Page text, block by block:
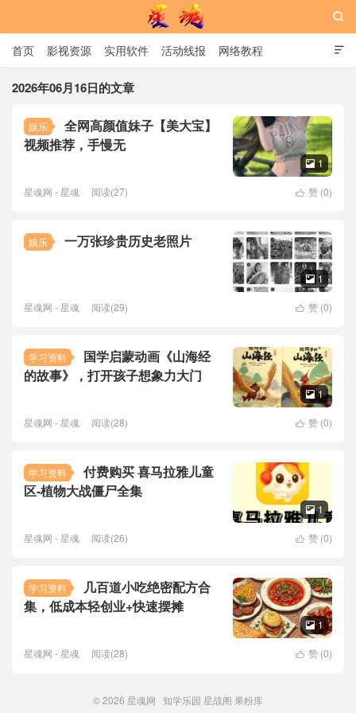
星魂网

首页 影视资源 实用软件 活动线报 网络教程
用户中心 书籍 娱乐

2026年06月16日的文章
娱乐
全网高颜值妹子【美大宝】
视频推荐，手慢无
 1
 赞 (0)
星魂网 - 星魂 阅读(27)
娱乐 一万张珍贵历史老照片
 1
 赞 (0)
星魂网 - 星魂 阅读(29)
学习资料
国学启蒙动画《山海经
的故事》，打开孩子想象力大门
 1
 赞 (0)
星魂网 - 星魂 阅读(28)
学习资料
付费购买 喜马拉雅儿童
区-植物大战僵尸全集
 1
 赞 (0)
星魂网 - 星魂 阅读(26)
学习资料
几百道小吃绝密配方合
集，低成本轻创业+快速摆摊
 1
 赞 (0)
星魂网 - 星魂 阅读(28)
© 2026 星魂网 知学乐园 星战阁 果粉库